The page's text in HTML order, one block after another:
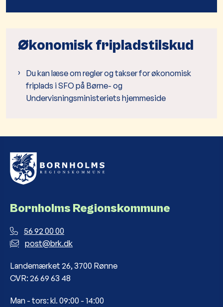
Økonomisk fripladstilskud
Du kan læse om regler og takser for økonomisk
friplads i SFO på Børne- og
Undervisningsministeriets hjemmeside
Bornholms Regionskommune
56 92 00 00
post@brk.dk
Landemærket 26, 3700 Rønne
CVR: 26 69 63 48
Man - tors: kl. 09:00 - 14:00